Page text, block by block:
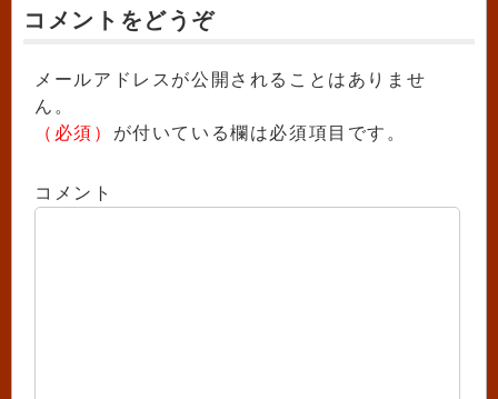
コメントをどうぞ
メールアドレスが公開されることはありませ
ん。
（必須） が付いている欄は必須項目です。
コメント